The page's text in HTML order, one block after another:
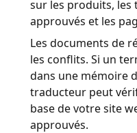
sur les produits, les
approuvés et les
Les documents de
les conflits. Si un
dans une mémoire
traducteur peut
base de votre site
approuvés.